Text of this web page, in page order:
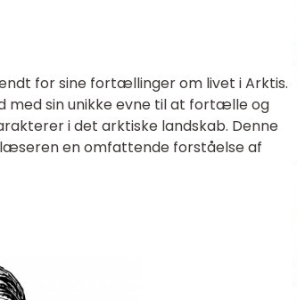
for sine fortællinger om livet i Arktis.
sin unikke evne til at fortælle og
i det arktiske landskab. Denne
en omfattende forståelse af